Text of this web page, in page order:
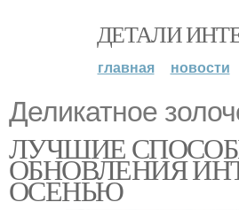
ДЕТАЛИ
главная новости
Деликатное
ЛУЧШИЕ
ОБНОВЛЕНИЯ
ОСЕНЬЮ